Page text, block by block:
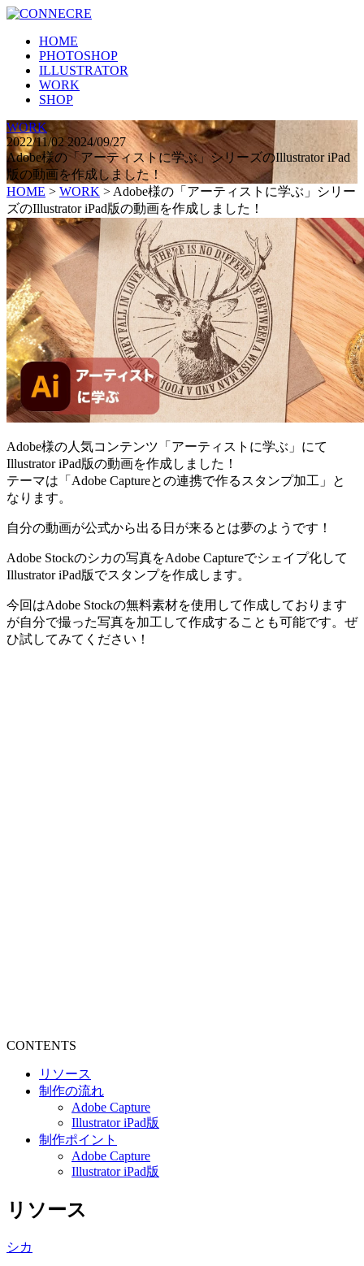
HOME
PHOTOSHOP
ILLUSTRATOR
WORK
SHOP
WORK
2022/11/02 2024/09/27
Adobe様の「アーティストに学ぶ」シリーズのIllustrator iPad
版の動画を作成しました！
HOME > WORK > Adobe様の「アーティストに学ぶ」シリー
ズのIllustrator iPad版の動画を作成しました！
Adobe様の人気コンテンツ「アーティストに学ぶ」にて
Illustrator iPad版の動画を作成しました！
テーマは「Adobe Captureとの連携で作るスタンプ加工」と
なります。
自分の動画が公式から出る日が来るとは夢のようです！
Adobe Stockのシカの写真をAdobe Captureでシェイプ化して
Illustrator iPad版でスタンプを作成します。
今回はAdobe Stockの無料素材を使用して作成しております
が自分で撮った写真を加工して作成することも可能です。ぜ
ひ試してみてください！
CONTENTS
リソース
制作の流れ
Adobe Capture
Illustrator iPad版
制作ポイント
Adobe Capture
Illustrator iPad版
リソース
シカ